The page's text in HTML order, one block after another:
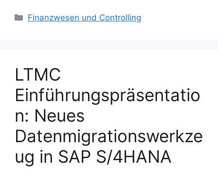
Categories
Finanzwesen und Controlling
LTMC
Einführungspräsentatio
n: Neues
Datenmigrationswerkze
ug in SAP S/4HANA